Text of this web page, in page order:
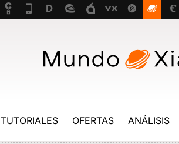
TUTORIALES OFERTAS ANÁLISIS